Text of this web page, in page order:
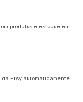
produtos e estoque em
da Etsy automaticamente